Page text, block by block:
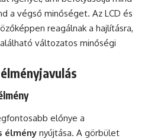
a végső minőséget. Az LCD és
reagálnak a hajlításra,
változatos minőségi
előnye a
élmény nyújtása. A görbület